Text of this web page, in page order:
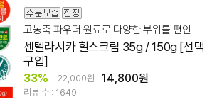
고농축 파우더 원료로 다양한 부위를 편안하고 깨끗하게
센텔라시카 힐스크림 35g / 150g [선택
구입]
33% 22,000원 14,800원
리뷰 수 : 1649